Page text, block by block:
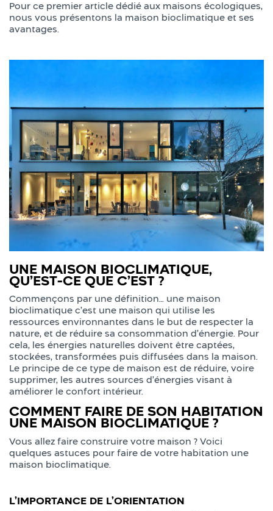
Pour ce premier article dédié aux maisons écologiques,
nous vous présentons la maison bioclimatique et ses
avantages.
UNE MAISON BIOCLIMATIQUE,
QU’EST-CE QUE C’EST ?
Commençons par une définition… une maison
bioclimatique c’est une maison qui utilise les
ressources environnantes dans le but de respecter la
nature, et de réduire sa consommation d’énergie. Pour
cela, les énergies naturelles doivent être captées,
stockées, transformées puis diffusées dans la maison.
Le principe de ce type de maison est de réduire, voire
supprimer, les autres sources d’énergies visant à
améliorer le confort intérieur.
COMMENT FAIRE DE SON HABITATION
UNE MAISON BIOCLIMATIQUE ?
Vous allez faire construire votre maison ? Voici
quelques astuces pour faire de votre habitation une
maison bioclimatique.
L’IMPORTANCE DE L’ORIENTATION